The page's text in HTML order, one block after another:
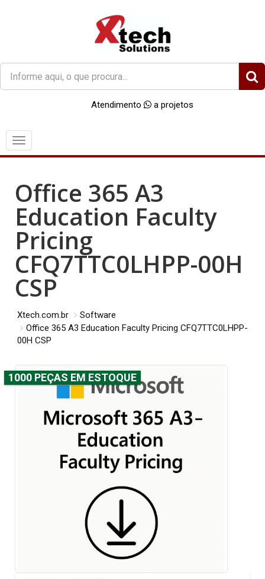
O
que
você
Atendimento a projetos
Menu
Office 365 A3
Education Faculty
Pricing
CFQ7TTC0LHPP-00H
CSP
Xtech.com.br
Software
Office 365 A3 Education Faculty Pricing CFQ7TTC0LHPP-
00H CSP
1000 PEÇAS EM ESTOQUE